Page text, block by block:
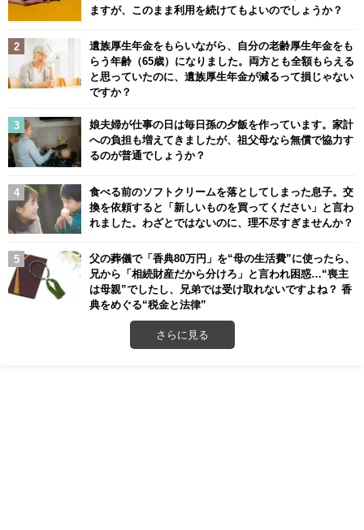
ますが、このまま利用を続けてもよいのでしょうか？
遺族厚生年金をもらいながら、自分の老齢厚生年金をも
らう年齢（65歳）になりました。両方とも全額もらえる
と思っていたのに、遺族厚生年金が減るって損じゃない
ですか？
娘夫婦が仕事の日は毎日孫の夕飯を作っています。家計
への負担も増えてきましたが、祖父母なら無償で協力す
るのが普通でしょうか？
食べる前のソフトクリームを落としてしまった息子。交
換を依頼すると「新しいものを買ってください」と言わ
れました。わざとではないのに、理不尽すぎませんか？
父の葬儀で「香典80万円」を“母の生活費”に使ったら、
兄から「相続財産だから分けろ」と言われ困惑…“喪主
は母親”でしたし、兄弟では受け取れないですよね？ 香
典をめぐる“税金と法律”
さらに見る